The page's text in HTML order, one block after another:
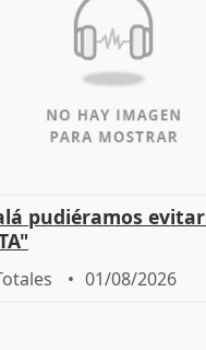
pudiéramos
01/08/2026